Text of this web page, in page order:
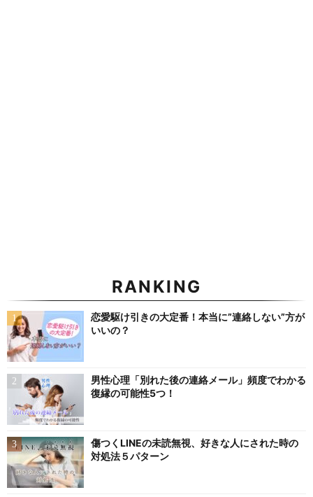
RANKING
恋愛駆け引きの大定番！本当に”連絡しない”方が
いいの？
男性心理「別れた後の連絡メール」頻度でわかる
復縁の可能性5つ！
傷つくLINEの未読無視、好きな人にされた時の
対処法５パターン